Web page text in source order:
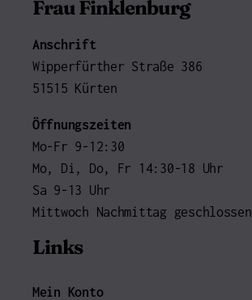
Frau Finklenburg
Anschrift
Wipperfürther Straße 386
51515 Kürten
Öffnungszeiten
Mo-Fr 9-12:30
Mo, Di, Do, Fr 14:30-18 Uhr
Sa 9-13 Uhr
Mittwoch Nachmittag geschlossen
Links
Mein Konto